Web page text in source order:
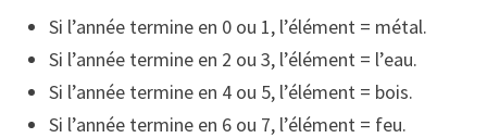
Si l’année termine en 0 ou 1, l’élément = métal.
Si l’année termine en 2 ou 3, l’élément = l’eau.
Si l’année termine en 4 ou 5, l’élément = bois.
Si l’année termine en 6 ou 7, l’élément = feu.